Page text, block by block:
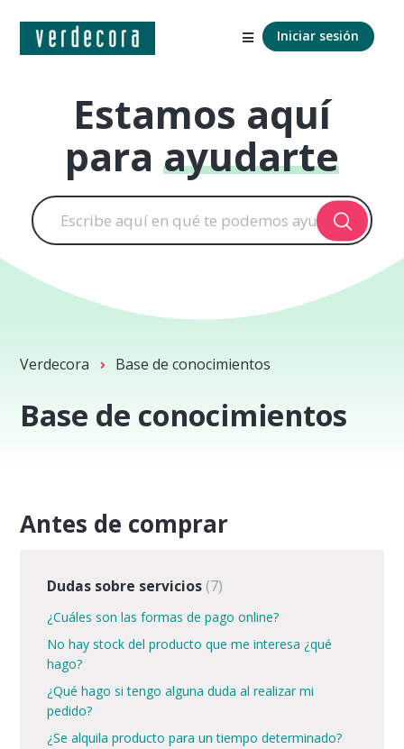
Iniciar sesión
Estamos aquí
para ayudarte
Verdecora Base de conocimientos
Base de conocimientos
Antes de comprar
Dudas sobre servicios 7
¿Cuáles son las formas de pago online?
No hay stock del producto que me interesa ¿qué
hago?
¿Qué hago si tengo alguna duda al realizar mi
pedido?
¿Se alquila producto para un tiempo determinado?